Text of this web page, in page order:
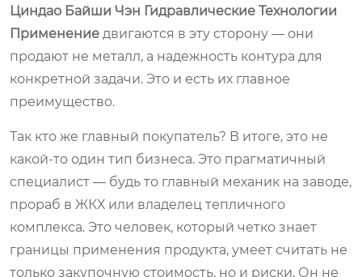
Циндао Байши Чэн Гидравлические Технологии
Применение двигаются в эту сторону — они
продают не металл, а надежность контура для
конкретной задачи. Это и есть их главное
преимущество.
Так кто же главный покупатель? В итоге, это не
какой-то один тип бизнеса. Это прагматичный
специалист — будь то главный механик на заводе,
прораб в ЖКХ или владелец тепличного
комплекса. Это человек, который четко знает
границы применения продукта, умеет считать не
только закупочную стоимость, но и риски. Он не